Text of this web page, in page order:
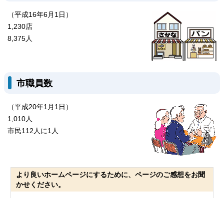
（平成16年6月1日）
1,230店
8,375人
市職員数
（平成20年1月1日）
1,010人
市民112人に1人
より良いホームページにするために、ページのご感想をお聞
かせください。